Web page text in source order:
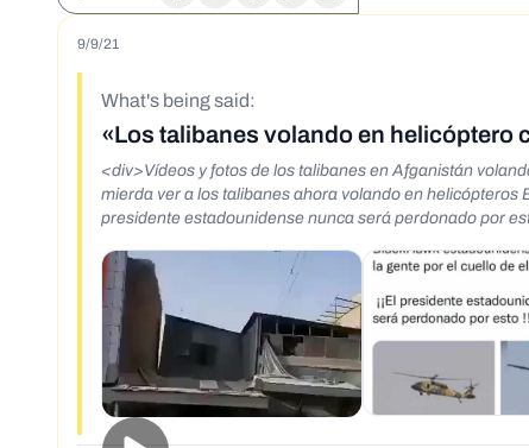
9/9/21
What's being said:
«Los talibanes volando en helicóptero
<div>Vídeos y fotos de los talibanes en Afganistán
mierda ver a los talibanes ahora volando en helicópteros
presidente estadounidense nunca será perdonado por